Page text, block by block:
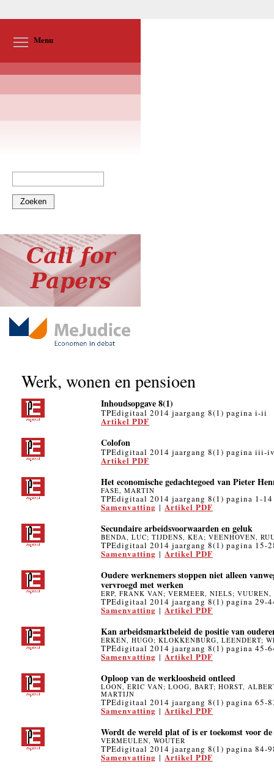
Menu
Zoeken
Werk, wonen en pensioen
Inhoudsopgave 8(1)
TPEdigitaal 2014 jaargang 8(1) pagina i-ii
Artikel PDF
Colofon
TPEdigitaal 2014 jaargang 8(1) pagina iii-
Artikel PDF
Het economische gedachtegoed van Pieter
FASE, MARTIN
TPEdigitaal 2014 jaargang 8(1) pagina 1-14
Samenvatting | Artikel PDF
Secundaire arbeidsvoorwaarden en geluk
BENDA, LUC; TIJDENS, KEA; VEENHOVEN,
TPEdigitaal 2014 jaargang 8(1) pagina 15-
Samenvatting | Artikel PDF
Oudere werknemers stoppen niet alleen
vervroegd met werken
ERP, FRANK VAN; VERMEER, NIELS;
TPEdigitaal 2014 jaargang 8(1) pagina 29-
Samenvatting | Artikel PDF
Kan arbeidsmarktbeleid de positie van
ERKEN, HUGO; KLOKKENBURG, LEENDERT;
TPEdigitaal 2014 jaargang 8(1) pagina 45-
Samenvatting | Artikel PDF
Oploop van de werkloosheid ontleed
LOON, ERIC VAN; LOOG, BART; HORST,
MARTIJN
TPEdigitaal 2014 jaargang 8(1) pagina 65-
Samenvatting | Artikel PDF
Wordt de wereld plat of is er toekomst voor de
VERMEULEN, WOUTER
TPEdigitaal 2014 jaargang 8(1) pagina 84-
Samenvatting | Artikel PDF